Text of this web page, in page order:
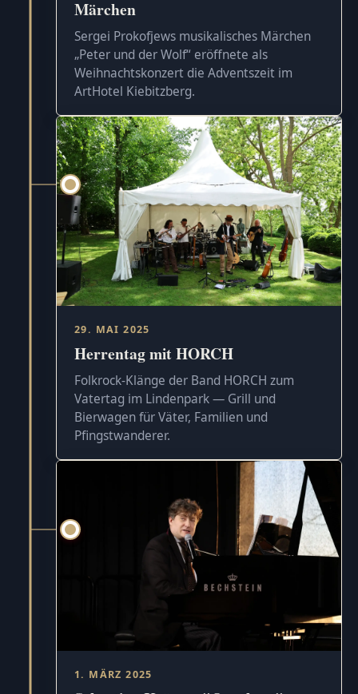
Märchen
Sergei Prokofjews musikalisches Märchen
„Peter und der Wolf“ eröffnete als
Weihnachtskonzert die Adventszeit im
ArtHotel Kiebitzberg.
29. MAI 2025
Herrentag mit HORCH
Folkrock-Klänge der Band HORCH zum
Vatertag im Lindenpark — Grill und
Bierwagen für Väter, Familien und
Pfingstwanderer.
1. MÄRZ 2025